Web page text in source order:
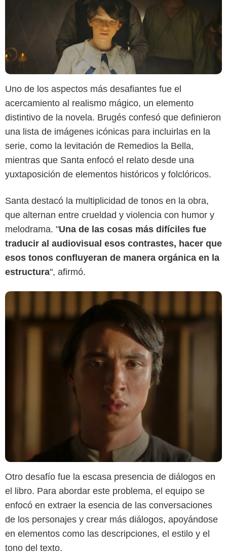
Uno de los aspectos más desafiantes fue el
acercamiento al realismo mágico, un elemento
distintivo de la novela. Brugés confesó que definieron
una lista de imágenes icónicas para incluirlas en la
serie, como la levitación de Remedios la Bella,
mientras que Santa enfocó el relato desde una
yuxtaposición de elementos históricos y folclóricos.
Santa destacó la multiplicidad de tonos en la obra,
que alternan entre crueldad y violencia con humor y
melodrama. "Una de las cosas más difíciles fue
traducir al audiovisual esos contrastes, hacer que
esos tonos confluyeran de manera orgánica en la
estructura", afirmó.
Netflix
Otro desafío fue la escasa presencia de diálogos en
el libro. Para abordar este problema, el equipo se
enfocó en extraer la esencia de las conversaciones
de los personajes y crear más diálogos, apoyándose
en elementos como las descripciones, el estilo y el
tono del texto.